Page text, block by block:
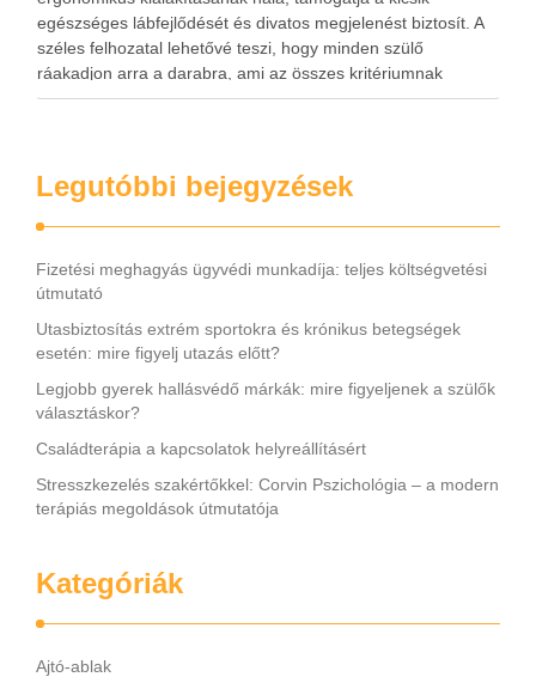
egészséges lábfejlődését és divatos megjelenést biztosít. A
széles felhozatal lehetővé teszi, hogy minden szülő
ráakadjon arra a darabra, ami az összes kritériumnak
megfelel. A D.D. Step cipő tartós és légáteresztő, ami annak
Legutóbbi bejegyzések
Fizetési meghagyás ügyvédi munkadíja: teljes költségvetési
útmutató
Utasbiztosítás extrém sportokra és krónikus betegségek
esetén: mire figyelj utazás előtt?
Legjobb gyerek hallásvédő márkák: mire figyeljenek a szülők
választáskor?
Családterápia a kapcsolatok helyreállításért
Stresszkezelés szakértőkkel: Corvin Pszichológia – a modern
terápiás megoldások útmutatója
Kategóriák
Ajtó-ablak